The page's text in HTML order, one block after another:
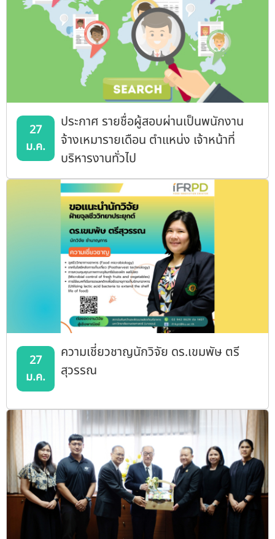
27
ม.ค.
ประกาศ รายชื่อผู้สอบผ่านเป็นพนักงาน
จ้างเหมารายเดือน ตำแหน่ง เจ้าหน้าที่
บริหารงานทั่วไป
27
ม.ค.
ความเชี่ยวชาญนักวิจัย ดร.เขมพัษ ตรี
สุวรรณ